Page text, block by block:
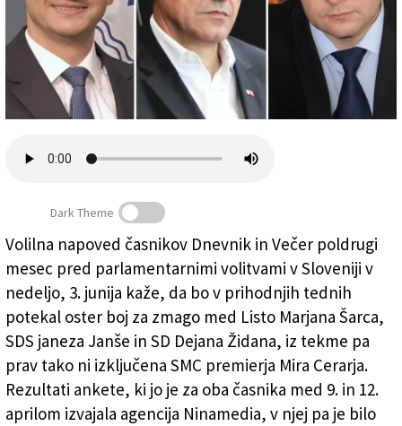
Uredništvo
Oglasi
Založnik
V Sloveniji se obeta »ples« v troje
Dark Theme
Volilna napoved časnikov Dnevnik in Večer poldrugi
mesec pred parlamentarnimi volitvami v Sloveniji v
nedeljo, 3. junija kaže, da bo v prihodnjih tednih
potekal oster boj za zmago med Listo Marjana Šarca,
SDS janeza Janše in SD Dejana Židana, iz tekme pa
prav tako ni izključena SMC premierja Mira Cerarja.
Rezultati ankete, ki jo je za oba časnika med 9. in 12.
aprilom izvajala agencija Ninamedia, v njej pa je bilo